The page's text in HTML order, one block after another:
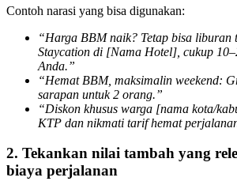
Contoh narasi yang bisa digunakan:
“Harga BBM naik? Tetap bisa liburan
Staycation di [Nama Hotel], cukup
Anda.”
“Hemat BBM, maksimalin weekend:
sarapan untuk 2 orang.”
“Diskon khusus warga [nama kota/
KTP dan nikmati tarif hemat
2. Tekankan nilai tambah yang
biaya perjalanan